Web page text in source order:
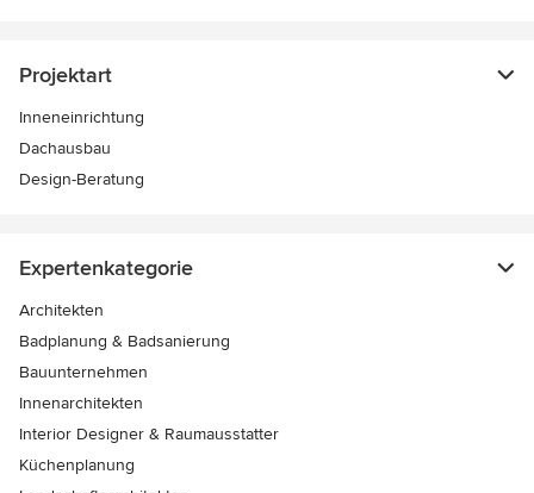
Projektart
Inneneinrichtung
Dachausbau
Design-Beratung
Expertenkategorie
Architekten
Badplanung & Badsanierung
Bauunternehmen
Innenarchitekten
Interior Designer & Raumausstatter
Küchenplanung